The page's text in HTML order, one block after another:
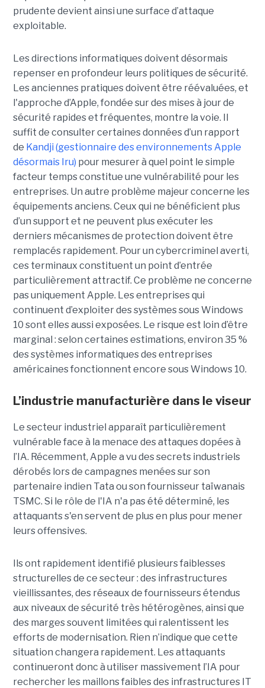
prudente devient ainsi une surface d’attaque
exploitable.
Les directions informatiques doivent désormais
repenser en profondeur leurs politiques de sécurité.
Les anciennes pratiques doivent être réévaluées, et
l'approche d’Apple, fondée sur des mises à jour de
sécurité rapides et fréquentes, montre la voie. Il
suffit de consulter certaines données d’un rapport
de Kandji (gestionnaire des environnements Apple
désormais Iru) pour mesurer à quel point le simple
facteur temps constitue une vulnérabilité pour les
entreprises. Un autre problème majeur concerne les
équipements anciens. Ceux qui ne bénéficient plus
d’un support et ne peuvent plus exécuter les
derniers mécanismes de protection doivent être
remplacés rapidement. Pour un cybercriminel averti,
ces terminaux constituent un point d’entrée
particulièrement attractif. Ce problème ne concerne
pas uniquement Apple. Les entreprises qui
continuent d’exploiter des systèmes sous Windows
10 sont elles aussi exposées. Le risque est loin d’être
marginal : selon certaines estimations, environ 35 %
des systèmes informatiques des entreprises
américaines fonctionnent encore sous Windows 10.
L’industrie manufacturière dans le viseur
Le secteur industriel apparaît particulièrement
vulnérable face à la menace des attaques dopées à
l’IA. Récemment, Apple a vu des secrets industriels
dérobés lors de campagnes menées sur son
partenaire indien Tata ou son fournisseur taïwanais
TSMC. Si le rôle de l'IA n'a pas été déterminé, les
attaquants s'en servent de plus en plus pour mener
leurs offensives.
Ils ont rapidement identifié plusieurs faiblesses
structurelles de ce secteur : des infrastructures
vieillissantes, des réseaux de fournisseurs étendus
aux niveaux de sécurité très hétérogènes, ainsi que
des marges souvent limitées qui ralentissent les
efforts de modernisation. Rien n’indique que cette
situation changera rapidement. Les attaquants
continueront donc à utiliser massivement l’IA pour
rechercher les maillons faibles des infrastructures IT